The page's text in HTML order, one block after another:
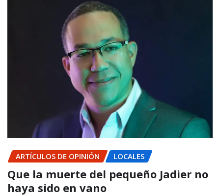
ARTÍCULOS DE OPINIÓN LOCALES
Que la muerte del pequeño Jadier no
haya sido en vano